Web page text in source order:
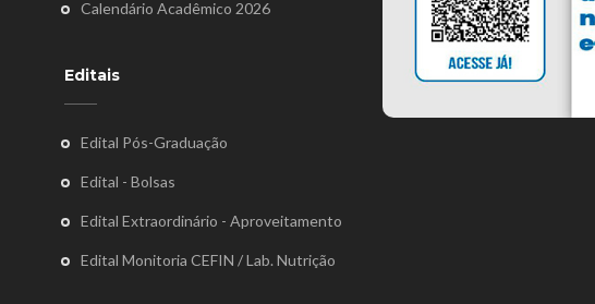
Calendário Acadêmico 2026
Editais
Edital Pós-Graduação
Edital - Bolsas
Edital Extraordinário - Aproveitamento
Edital Monitoria CEFIN / Lab. Nutrição